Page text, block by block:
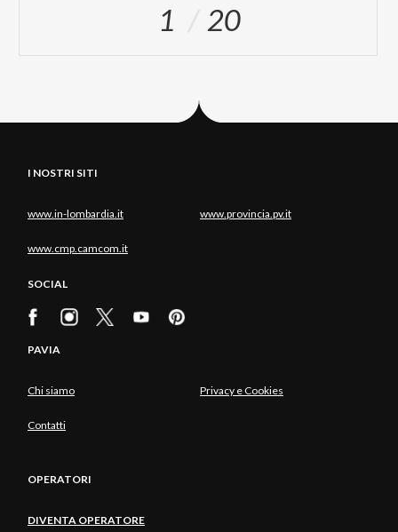
1 20
I NOSTRI SITI
www.in-lombardia.it www.provincia.pv.it
www.cmp.camcom.it
SOCIAL
PAVIA
Chi siamo Privacy e Cookies
Contatti
OPERATORI
DIVENTA OPERATORE